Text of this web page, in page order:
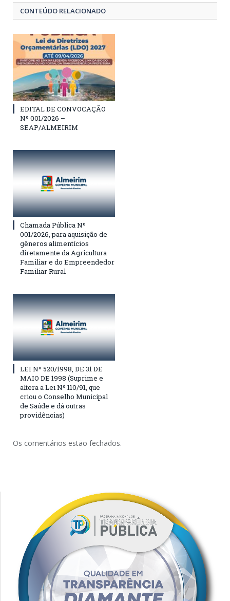
CONTEÚDO RELACIONADO
EDITAL DE CONVOCAÇÃO
Nº 001/2026 –
SEAP/ALMEIRIM
Chamada Pública Nº
001/2026, para aquisição de
gêneros alimentícios
diretamente da Agricultura
Familiar e do Empreendedor
Familiar Rural
LEI Nº 520/1998, DE 31 DE
MAIO DE 1998 (Suprime e
altera a Lei Nº 110/91, que
criou o Conselho Municipal
de Saúde e dá outras
providências)
Os comentários estão fechados.